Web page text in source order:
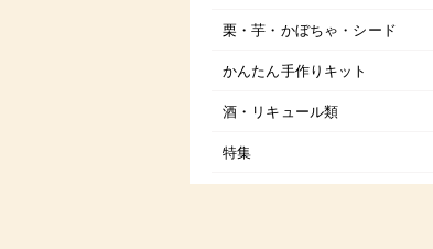
栗・芋・かぼちゃ・シード
かんたん手作りキット
酒・リキュール類
特集